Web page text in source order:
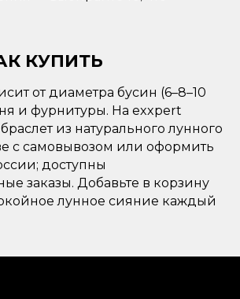
КУПИТЬ
от диаметра бусин (6–8–10
и фурнитуры. На exxpert
из натурального лунного
с самовывозом или оформить
доступны
заказы. Добавьте в корзину
лунное сияние каждый